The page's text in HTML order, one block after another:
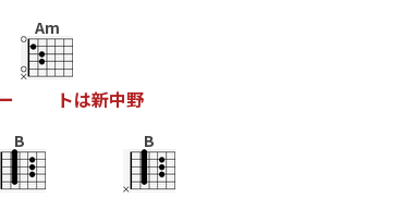
Am
トは新中野
B B